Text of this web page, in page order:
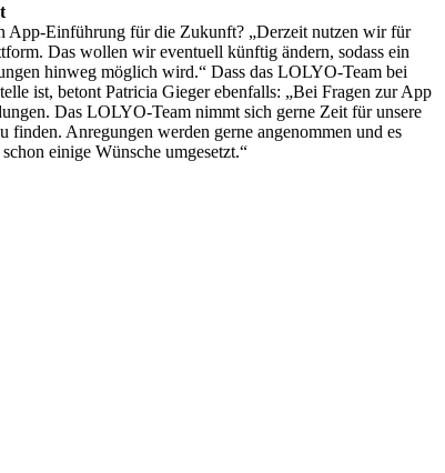
App-Einführung für die Zukunft? „Derzeit nutzen wir für
Das wollen wir eventuell künftig ändern, sodass ein
hinweg möglich wird.“ Dass das LOLYO-Team bei
ist, betont Patricia Gieger ebenfalls: „Bei Fragen zur App
Das LOLYO-Team nimmt sich gerne Zeit für unsere
finden. Anregungen werden gerne angenommen und es
einige Wünsche umgesetzt.“